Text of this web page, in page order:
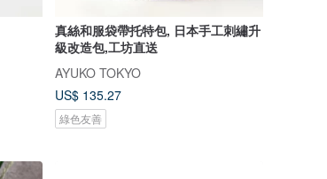
真絲和服袋帶托特包, 日本手工刺繡升
級改造包,工坊直送
AYUKO TOKYO
US$ 135.27
綠色友善